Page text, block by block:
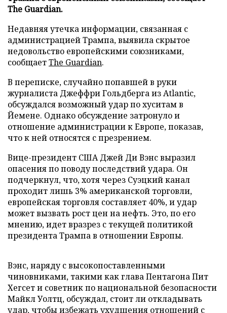
The Guardian.
Недавняя утечка информации, связанная с
администрацией Трампа, выявила скрытое
недовольство европейскими союзниками,
сообщаетThe Guardian.
В переписке, случайно попавшей в руки
журналиста Джеффри Гольдберга из Atlantic,
обсуждался возможный удар по хуситам в
Йемене. Однако обсуждение затронуло и
отношение администрации к Европе, показав,
что к ней относятся с презрением.
Вице-президент США Джей Ди Вэнс выразил
опасения по поводу последствий удара. Он
подчеркнул, что, хотя через Суэцкий канал
проходит лишь 3% американской торговли,
европейская торговля составляет 40%, и удар
может вызвать рост цен на нефть. Это, по его
мнению, идет вразрез с текущей политикой
президента Трампа в отношении Европы.
Вэнс, наряду с высокопоставленными
чиновниками, такими как глава Пентагона Пит
Хегсет и советник по национальной безопасности
Майкл Уолтц, обсуждал, стоит ли откладывать
удар, чтобы избежать ухудшения отношений с